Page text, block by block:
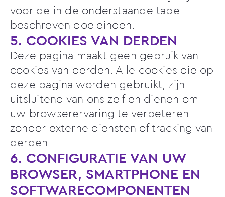
voor de in de onderstaande tabel
beschreven doeleinden.
5. COOKIES VAN DERDEN
Deze pagina maakt geen gebruik van
cookies van derden. Alle cookies die op
deze pagina worden gebruikt, zijn
uitsluitend van ons zelf en dienen om
uw browserervaring te verbeteren
zonder externe diensten of tracking van
derden.
6. CONFIGURATIE VAN UW
BROWSER, SMARTPHONE EN
SOFTWARECOMPONENTEN